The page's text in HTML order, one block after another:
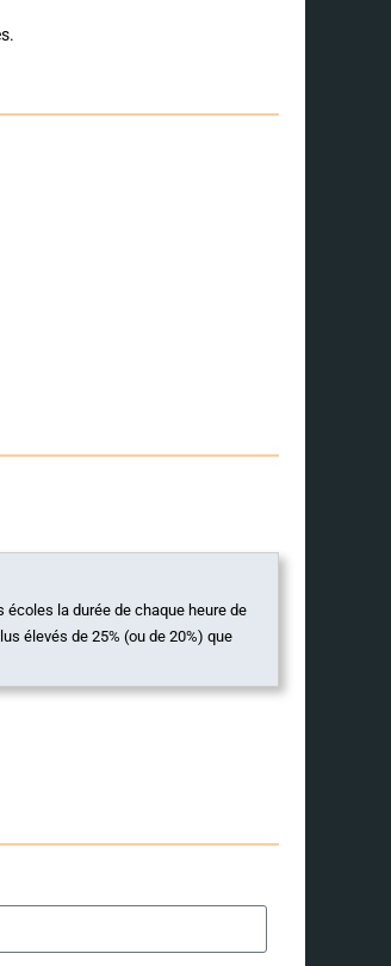
la durée de chaque heure de
élevés de 25% (ou de 20%) que